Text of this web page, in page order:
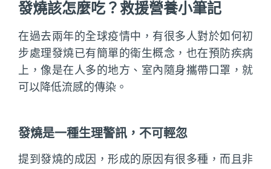
發燒該怎麼吃？救援營養小筆記
在過去兩年的全球疫情中，有很多人對於如何初
步處理發燒已有簡單的衛生概念，也在預防疾病
上，像是在人多的地方、室內隨身攜帶口罩，就
可以降低流感的傳染。
發燒是一種生理警訊，不可輕忽
提到發燒的成因，形成的原因有很多種，而且非